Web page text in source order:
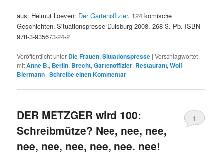
aus: Helmut Loeven: Der Gartenoffizier. 124 komische
Geschichten. Situationspresse Duisburg 2008. 268 S. Pb. ISBN
978-3-935673-24-2
Veröffentlicht unter Die Frauen,Situationspresse |Verschlagwortet
mitAnne B., Berlin, Brecht,Gartenoffizier, Restaurant,Wolf
Biermann |Schreibe einen Kommentar
DER METZGER wird 100:
Schreibmütze? Nee, nee, nee,
nee, nee, nee, nee, nee. nee!
1